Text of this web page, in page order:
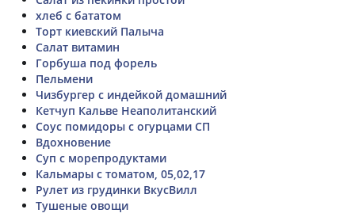
хлеб с бататом
Торт киевский Палыча
Салат витамин
Горбуша под форель
Пельмени
Чизбургер с индейкой домашний
Кетчуп Кальве Неаполитанский
Соус помидоры с огурцами СП
Вдохновение
Суп с морепродуктами
Кальмары с томатом, 05,02,17
Рулет из грудинки ВкусВилл
Тушеные овощи